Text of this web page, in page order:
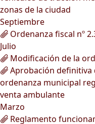
zonas de la ciudad
Septiembre
Ordenanza fiscal nº
Julio
Modificación de la
Aprobación definitiva
ordenanza municipal
venta ambulante
Marzo
Reglamento